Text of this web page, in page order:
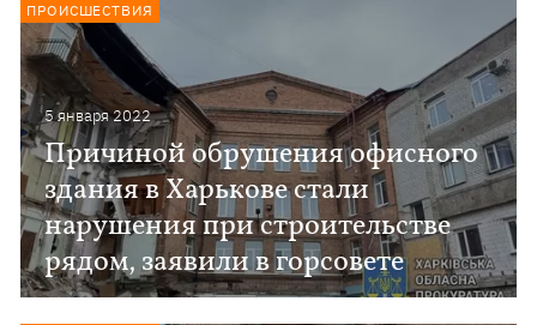
5 января 2022
Причиной обрушения офисного
здания в Харькове стали
нарушения при строительстве
рядом, заявили в горсовете
ПРОИСШЕСТВИЯ